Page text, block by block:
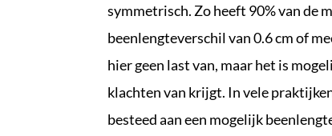
symmetrisch. Zo heeft 90% van de
beenlengteverschil van 0.6 cm of
hier geen last van, maar het is
klachten van krijgt. In vele
besteed aan een mogelijk